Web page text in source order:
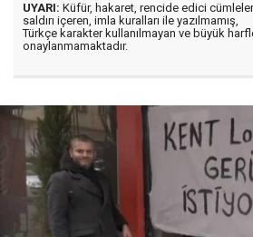
UYARI: Küfür, hakaret, rencide edici
saldırı içeren, imla kuralları ile yazılmamış,
Türkçe karakter kullanılmayan ve büyük
onaylanmamaktadır.